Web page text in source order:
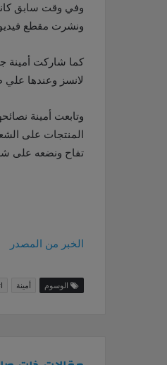
وفي وقت سابق
ونشرت مقطع
كما شاركت أمينة
لانسز وعندها
وتابعت أمينة
المنتجات على
تفاح ونضعه على
الخبر من المصدر
الوسوم أمينة